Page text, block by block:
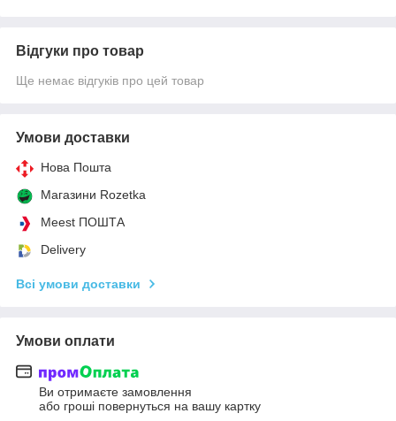
Відгуки про товар
Ще немає відгуків про цей товар
Умови доставки
Нова Пошта
Магазини Rozetka
Meest ПОШТА
Delivery
Всі умови доставки
Умови оплати
Ви отримаєте замовлення
або гроші повернуться на вашу картку